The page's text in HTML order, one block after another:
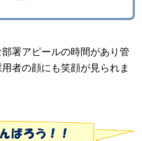
署アピールの時間があり管
者の顔にも笑顔が見られま